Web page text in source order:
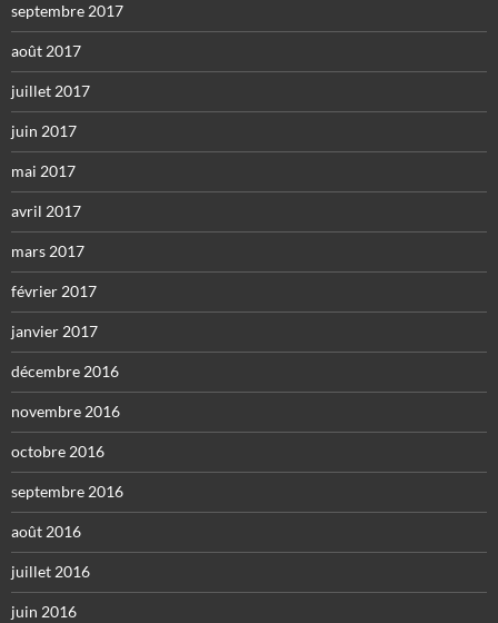
septembre 2017
août 2017
juillet 2017
juin 2017
mai 2017
avril 2017
mars 2017
février 2017
janvier 2017
décembre 2016
novembre 2016
octobre 2016
septembre 2016
août 2016
juillet 2016
juin 2016